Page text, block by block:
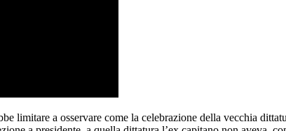
limitare a osservare come la celebrazione della vecchia